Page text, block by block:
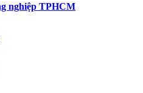
nghiệp TPHCM